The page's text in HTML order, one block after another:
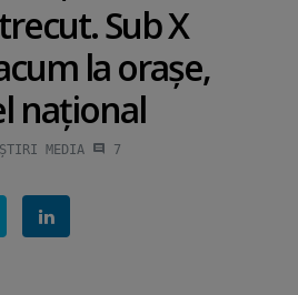
Sub X
la oraşe,
naţional
ȘTIRI MEDIA 7